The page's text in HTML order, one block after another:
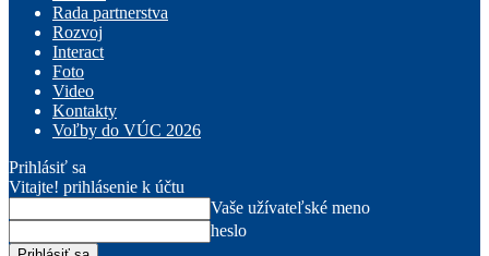
Rada partnerstva
Rozvoj
Interact
Foto
Video
Kontakty
Voľby do VÚC 2026
Prihlásiť sa
Vitajte! prihlásenie k účtu
Vaše užívateľské meno
heslo